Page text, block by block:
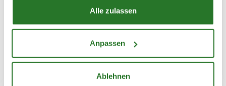
Alle zulassen
Anpassen
Ablehnen
kleine Auszeit mit gutem Kaffee und etwas Leckerem
Dich geöffnet.
Genieße frische Kaffeespezialitäten, leckeren Kuchen
und süße Kleinigkeiten. Auch für den kleinen Hunger